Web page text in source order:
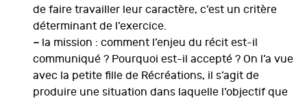
de faire travailler leur caractère, c’est un critère
déterminant de l’exercice.
– la mission : comment l’enjeu du récit est-il
communiqué ? Pourquoi est-il accepté ? On l’a vue
avec la petite fille de Récréations, il s’agit de
produire une situation dans laquelle l’objectif que